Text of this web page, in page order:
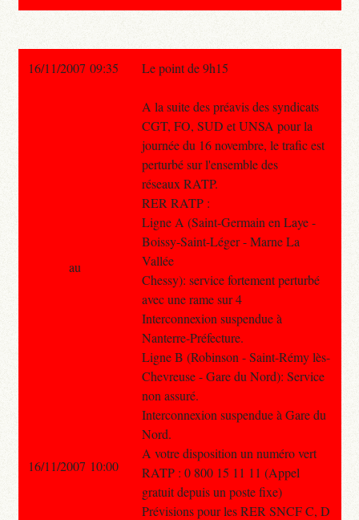
16/11/2007 09:35 Le point de 9h15
A la suite des préavis des syndicats
CGT, FO, SUD et UNSA pour la
journée du 16 novembre, le trafic est
perturbé sur l'ensemble des
réseaux RATP.
RER RATP :
Ligne A (Saint-Germain en Laye -
Boissy-Saint-Léger - Marne La
Vallée
Chessy): service fortement perturbé
avec une rame sur 4
Interconnexion suspendue à
Nanterre-Préfecture.
Ligne B (Robinson - Saint-Rémy lès-
Chevreuse - Gare du Nord): Service
non assuré.
Interconnexion suspendue à Gare du
Nord.
A votre disposition un numéro vert
RATP : 0 800 15 11 11 (Appel
gratuit depuis un poste fixe)
Prévisions pour les RER SNCF C, D
au
16/11/2007 10:00